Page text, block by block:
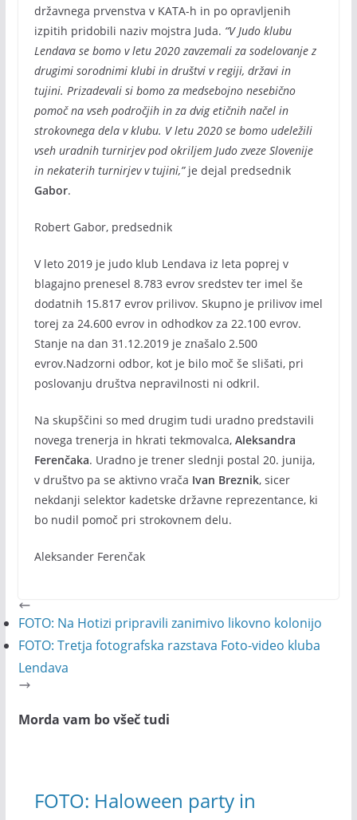
državnega prvenstva v KATA-h in po opravljenih
izpitih pridobili naziv mojstra Juda. “V Judo klubu
Lendava se bomo v letu 2020 zavzemali za sodelovanje z
drugimi sorodnimi klubi in društvi v regiji, državi in
tujini. Prizadevali si bomo za medsebojno nesebično
pomoč na vseh področjih in za dvig etičnih načel in
strokovnega dela v klubu. V letu 2020 se bomo udeležili
vseh uradnih turnirjev pod okriljem Judo zveze Slovenije
in nekaterih turnirjev v tujini,”je dejal predsednik
Gabor.
Robert Gabor, predsednik
V leto 2019 je judo klub Lendava iz leta poprej v
blagajno prenesel 8.783 evrov sredstev ter imel še
dodatnih 15.817 evrov prilivov. Skupno je prilivov imel
torej za 24.600 evrov in odhodkov za 22.100 evrov.
Stanje na dan 31.12.2019 je znašalo 2.500
evrov.Nadzorni odbor, kot je bilo moč še slišati, pri
poslovanju društva nepravilnosti ni odkril.
Na skupščini so med drugim tudi uradno predstavili
novega trenerja in hkrati tekmovalca, Aleksandra
Ferenčaka. Uradno je trener slednji postal 20. junija,
v društvo pa se aktivno vrača Ivan Breznik, sicer
nekdanji selektor kadetske državne reprezentance, ki
bo nudil pomoč pri strokovnem delu.
Aleksander Ferenčak
FOTO: Na Hotizi pripravili zanimivo likovno kolonijo
FOTO: Tretja fotografska razstava Foto-video kluba
Lendava
Morda vam bo všeč tudi
FOTO: Haloween party in